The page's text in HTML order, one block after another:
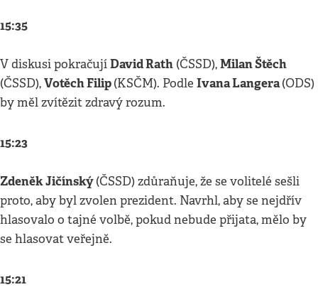
15:35
V diskusi pokračujíDavid Rath (ČSSD),Milan Štěch
(ČSSD),Votěch Filip(KSČM). Podle Ivana Langera(ODS)
by měl zvítězit zdravý rozum.
15:23
Zdeněk Jičínský(ČSSD) zdůraňuje, že se volitelé sešli
proto, aby byl zvolen prezident. Navrhl, aby se nejdřív
hlasovalo o tajné volbě, pokud nebude přijata, mělo by
se hlasovat veřejně.
15:21